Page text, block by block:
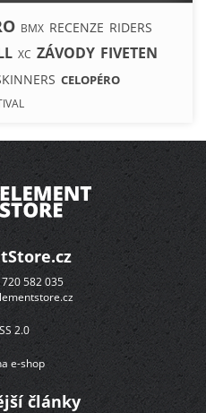
BMX RECENZE RIDERS
XC ZÁVODY FIVETEN
CELOPÉRO
582 035
2.0
e-shop
články